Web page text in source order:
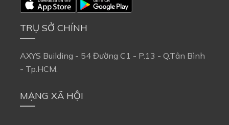
TRỤ SỞ CHÍNH
AXYS Building - 54 Đường C1 - P.13 - Q.Tân Bình
- Tp.HCM.
MẠNG XÃ HỘI